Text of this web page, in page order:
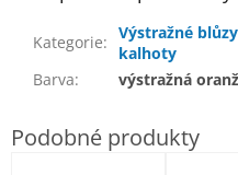
Kategorie: Výstražné
kalhoty
Barva: výstražná